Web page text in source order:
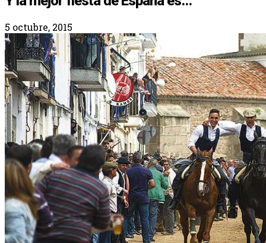
5 octubre, 2015